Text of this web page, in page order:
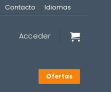
Contacto Idiomas
Acceder
Ofertas